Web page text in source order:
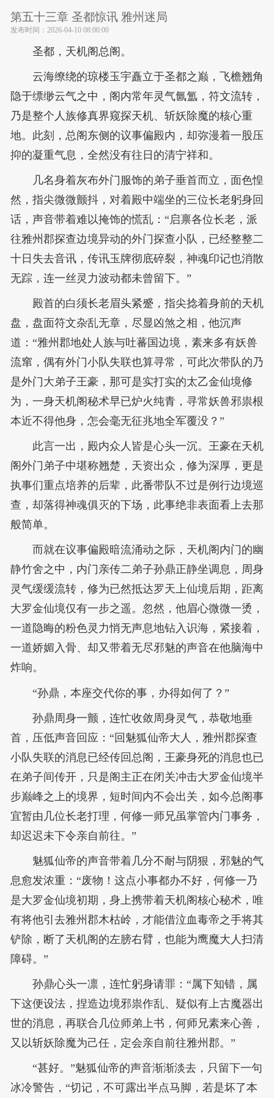
第五十三章 圣都惊讯 雅州迷局
发布时间： 2026-04-10 08:00:00
圣都，天机阁总阁。
云海缭绕的琼楼玉宇矗立于圣都之巅，飞檐翘角
隐于缥缈云气之中，阁内常年灵气氤氲，符文流转，
乃是整个人族修真界窥探天机、斩妖除魔的核心重
地。此刻，总阁东侧的议事偏殿内，却弥漫着一股压
抑的凝重气息，全然没有往日的清宁祥和。
几名身着灰布外门服饰的弟子垂首而立，面色惶
然，指尖微微颤抖，对着殿中端坐的三位长老躬身回
话，声音带着难以掩饰的慌乱：“启禀各位长老，派
往雅州郡探查边境异动的外门探查小队，已经整整二
十日失去音讯，传讯玉牌彻底碎裂，神魂印记也消散
无踪，连一丝灵力波动都未曾留下。”
殿首的白须长老眉头紧蹙，指尖捻着身前的天机
盘，盘面符文杂乱无章，尽显凶煞之相，他沉声
道：“雅州郡地处人族与吐蕃国边境，素来多有妖兽
流窜，偶有外门小队失联也算寻常，可此次带队的乃
是外门大弟子王豪，那可是实打实的太乙金仙境修
为，一身天机阁秘术早已炉火纯青，寻常妖兽邪祟根
本近不得他身，怎会毫无征兆地全军覆没？”
此言一出，殿内众人皆是心头一沉。王豪在天机
阁外门弟子中堪称翘楚，天资出众，修为深厚，更是
执事们重点培养的后辈，此番带队不过是例行边境巡
查，却落得神魂俱灭的下场，此事绝非表面看上去那
般简单。
而就在议事偏殿暗流涌动之际，天机阁内门的幽
静竹舍之中，内门亲传二弟子孙鼎正静坐调息，周身
灵气缓缓流转，修为已然抵达罗天上仙境后期，距离
大罗金仙境仅有一步之遥。忽然，他眉心微微一烫，
一道隐晦的粉色灵力悄无声息地钻入识海，紧接着，
一道娇媚入骨、却又带着无尽邪魅的声音在他脑海中
炸响。
“孙鼎，本座交代你的事，办得如何了？”
孙鼎周身一颤，连忙收敛周身灵气，恭敬地垂
首，压低声音回应：“回魅狐仙帝大人，雅州郡探查
小队失联的消息已经传回总阁，王豪身死的消息也已
在弟子间传开，只是阁主正在闭关冲击大罗金仙境半
步巅峰之上的境界，短时间内不会出关，如今总阁事
宜暂由几位长老打理，何修一师兄虽掌管内门事务，
却迟迟未下令亲自前往。”
魅狐仙帝的声音带着几分不耐与阴狠，邪魅的气
息愈发浓重：“废物！这点小事都办不好，何修一乃
是大罗金仙境初期，身上携带着天机阁核心秘术，唯
有将他引去雅州郡木枯岭，才能借泣血毒帝之手将其
铲除，断了天机阁的左膀右臂，也能为鹰魔大人扫清
障碍。”
孙鼎心头一凛，连忙躬身请罪：“属下知错，属
下这便设法，捏造边境邪祟作乱、疑似有上古魔器出
世的消息，再联合几位师弟上书，何师兄素来心善，
又以斩妖除魔为己任，定会亲自前往雅州郡。”
“甚好。”魅狐仙帝的声音渐渐淡去，只留下一句
冰冷警告，“切记，不可露出半点马脚，若是坏了本